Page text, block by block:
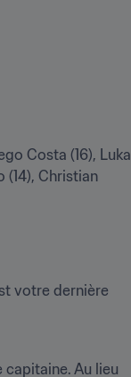
Costa (16), Luka
(14), Christian
votre dernière
Au lieu